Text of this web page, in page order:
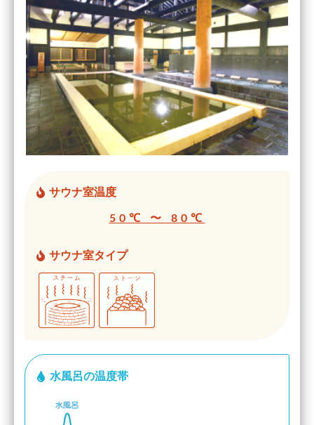
サウナ室温度
50℃ 〜 80℃
サウナ室タイプ
水風呂の温度帯